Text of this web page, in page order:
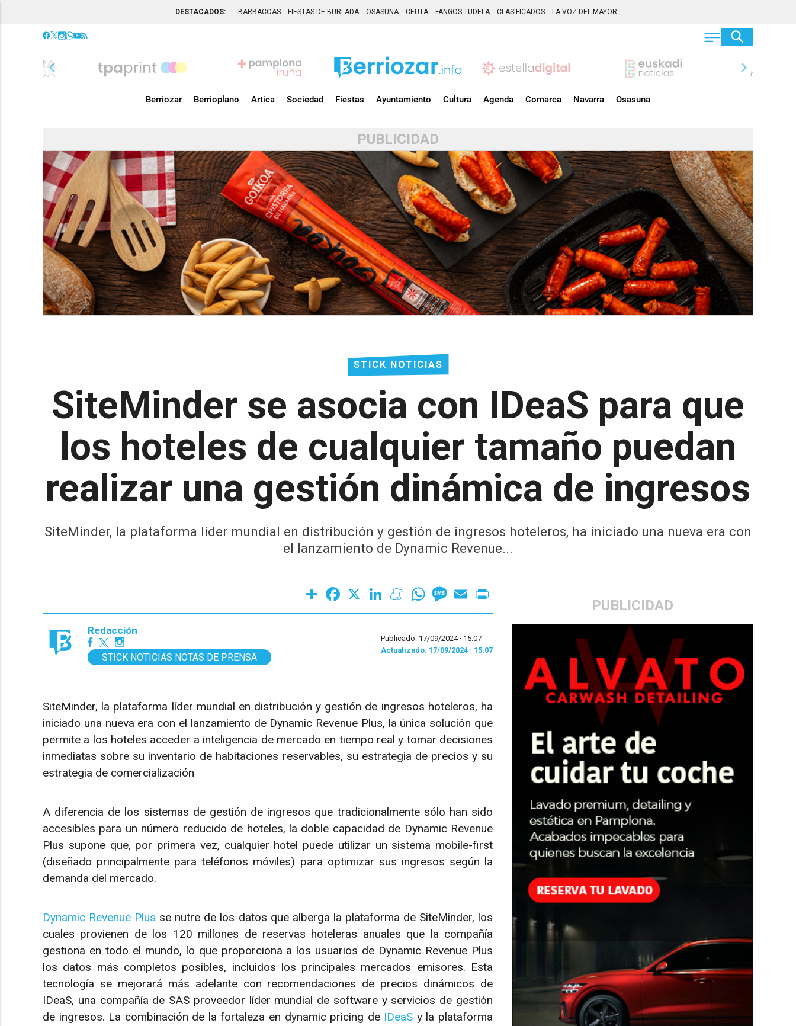
DESTACADOS: BARBACOAS FIESTAS DE BURLADA OSASUNA CEUTA FANGOS TUDELA CLASIFICADOS LA VOZ DEL MAYOR
chevron_left chevron_right
Berriozar Berrioplano Artica Sociedad Fiestas Ayuntamiento Cultura Agenda Comarca Navarra Osasuna
PUBLICIDAD
STICK NOTICIAS
SiteMinder se asocia con IDeaS para que
los hoteles de cualquier tamaño puedan
realizar una gestión dinámica de ingresos
SiteMinder, la plataforma líder mundial en distribución y gestión de ingresos hoteleros, ha iniciado una nueva era con
el lanzamiento de Dynamic Revenue...
PUBLICIDAD
Share Facebook LinkedInMeneameWhatsAppMessage
Email
Redacción
STICK NOTICIAS NOTAS DE PRENSA
Publicado: 17/09/2024 · 15:07
Actualizado: 17/09/2024 · 15:07
SiteMinder, la plataforma líder mundial en distribución y gestión de ingresos hoteleros, ha
iniciado una nueva era con el lanzamiento de Dynamic Revenue Plus, la única solución que
permite a los hoteles acceder a inteligencia de mercado en tiempo real y tomar decisiones
inmediatas sobre su inventario de habitaciones reservables, su estrategia de precios y su
estrategia de comercialización
A diferencia de los sistemas de gestión de ingresos que tradicionalmente sólo han sido
accesibles para un número reducido de hoteles, la doble capacidad de Dynamic Revenue
Plus supone que, por primera vez, cualquier hotel puede utilizar un sistema mobile-first
(diseñado principalmente para teléfonos móviles) para optimizar sus ingresos según la
demanda del mercado.
Dynamic Revenue Plus se nutre de los datos que alberga la plataforma de SiteMinder, los
cuales provienen de los 120 millones de reservas hoteleras anuales que la compañía
gestiona en todo el mundo, lo que proporciona a los usuarios de Dynamic Revenue Plus
los datos más completos posibles, incluidos los principales mercados emisores. Esta
tecnología se mejorará más adelante con recomendaciones de precios dinámicos de
IDeaS, una compañía de SAS proveedor líder mundial de software y servicios de gestión
de ingresos. La combinación de la fortaleza en dynamic pricing de IDeaS y la plataforma